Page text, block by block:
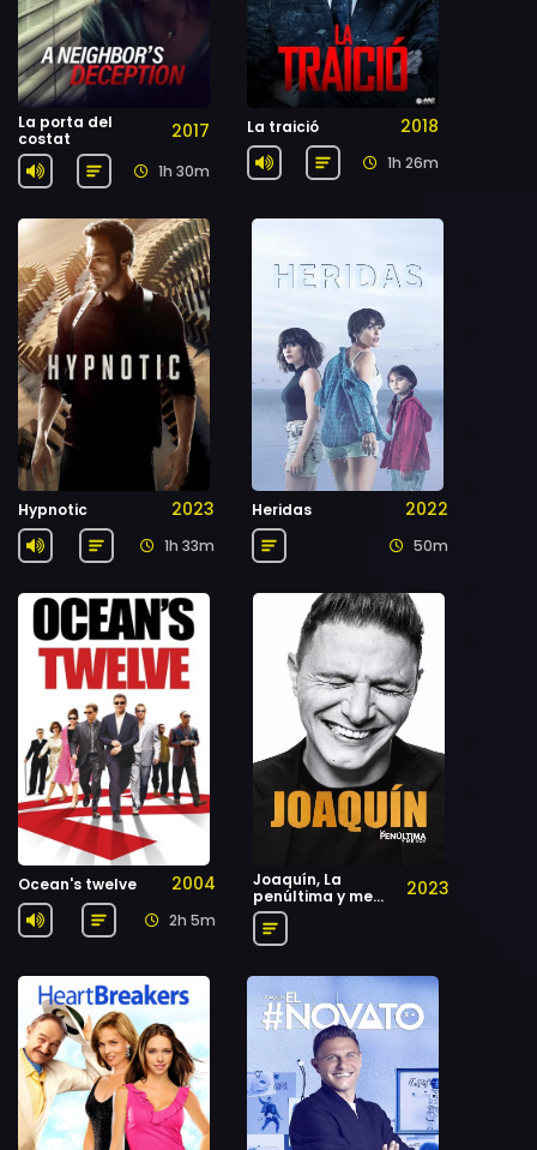
La porta del
costat
2017
1h 30m
La traició 2018
1h 26m
Hypnotic 2023
1h 33m
Heridas 2022
50m
Ocean's twelve 2004
2h 5m
Joaquín, La
penúltima y me
voy
2023